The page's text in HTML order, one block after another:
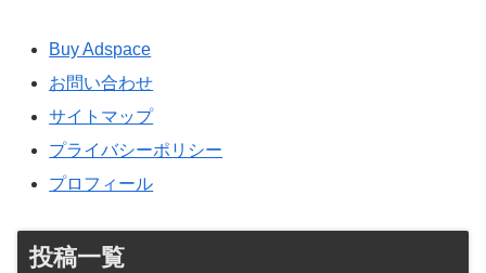
Buy Adspace
お問い合わせ
サイトマップ
プライバシーポリシー
プロフィール
投稿一覧